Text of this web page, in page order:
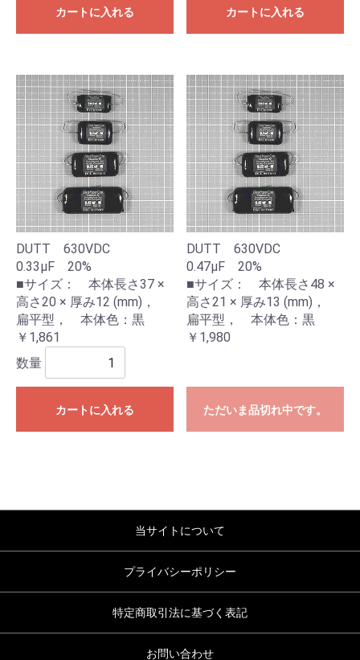
カートに入れる カートに入れる
DUTT 630VDC
0.33μF 20%
■サイズ： 本体長さ37 ×
高さ20 × 厚み12 (mm)，
扁平型， 本体色：黒
￥1,861
数量
カートに入れる
DUTT 630VDC
0.47μF 20%
■サイズ： 本体長さ48 ×
高さ21 × 厚み13 (mm)，
扁平型， 本体色：黒
￥1,980
ただいま品切れ中です。
当サイトについて
プライバシーポリシー
特定商取引法に基づく表記
お問い合わせ